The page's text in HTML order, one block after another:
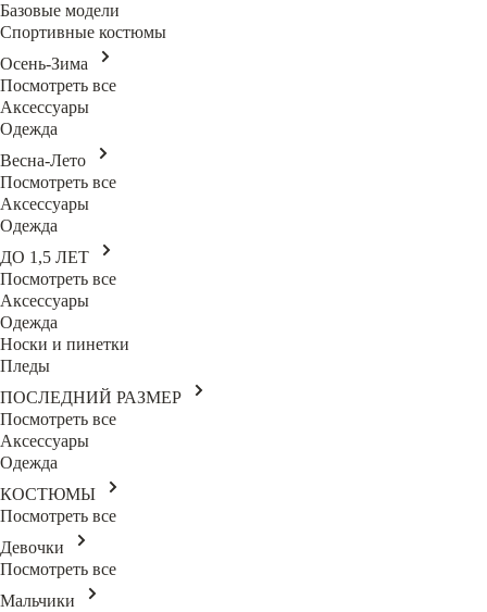
Базовые модели
Спортивные костюмы
Осень-Зима
Посмотреть все
Аксессуары
Одежда
Весна-Лето
Посмотреть все
Аксессуары
Одежда
ДО 1,5 ЛЕТ
Посмотреть все
Аксессуары
Одежда
Носки и пинетки
Пледы
ПОСЛЕДНИЙ РАЗМЕР
Посмотреть все
Аксессуары
Одежда
КОСТЮМЫ
Посмотреть все
Девочки
Посмотреть все
Мальчики